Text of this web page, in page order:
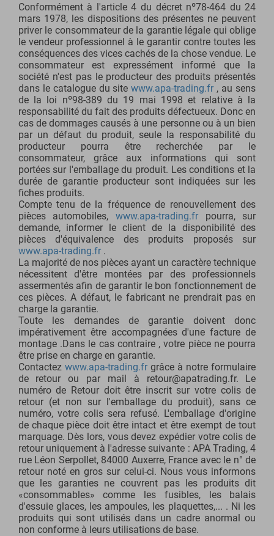
Conformément à l'article 4 du décret nº78-464 du 24
mars 1978, les dispositions des présentes ne peuvent
priver le consommateur de la garantie légale qui oblige
le vendeur professionnel à le garantir contre toutes les
conséquences des vices cachés de la chose vendue. Le
consommateur est expressément informé que la
société n'est pas le producteur des produits présentés
dans le catalogue du sitewww.apa-trading.fr , au sens
de la loi nº98-389 du 19 mai 1998 et relative à la
responsabilité du fait des produits défectueux. Donc en
cas de dommages causés à une personne ou à un bien
par un défaut du produit, seule la responsabilité du
producteur pourra être recherchée par le
consommateur, grâce aux informations qui sont
portées sur l'emballage du produit. Les conditions et la
durée de garantie producteur sont indiquées sur les
fiches produits.
Compte tenu de la fréquence de renouvellement des
pièces automobiles, www.apa-trading.fr pourra, sur
demande, informer le client de la disponibilité des
pièces d'équivalence des produits proposés sur
www.apa-trading.fr .
La majorité de nos pièces ayant un caractère technique
nécessitent d'être montées par des professionnels
assermentés afin de garantir le bon fonctionnement de
ces pièces. A défaut, le fabricant ne prendrait pas en
charge la garantie.
Toute les demandes de garantie doivent donc
impérativement être accompagnées d'une facture de
montage .Dans le cas contraire , votre pièce ne pourra
être prise en charge en garantie.
Contactez www.apa-trading.fr grâce à notre formulaire
de retour ou par mail à retour@apatrading.fr. Le
numéro de Retour doit être inscrit sur votre colis de
retour (et non sur l'emballage du produit), sans ce
numéro, votre colis sera refusé. L'emballage d'origine
de chaque pièce doit être intact et être exempt de tout
marquage. Dès lors, vous devez expédier votre colis de
retour uniquement à l'adresse suivante : APA Trading, 4
rue Léon Serpollet, 84000 Auxerre, France avec le n° de
retour noté en gros sur celui-ci. Nous vous informons
que les garanties ne couvrent pas les produits dit
«consommables» comme les fusibles, les balais
d'essuie glaces, les ampoules, les plaquettes,... . Ni les
produits qui sont utilisés dans un cadre anormal ou
non conforme à leurs utilisations de base.